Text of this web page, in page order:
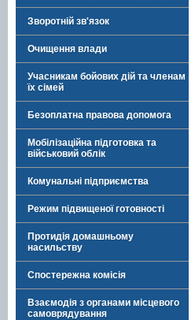
Зворотній зв'язок
Очищення влади
Учасникам бойових дій та членам
їх сімей
Безоплатна правова допомога
Мобілізаційна підготовка та
військовий облік
Комунальні підприємства
Режим підвищеної готовності
Протидія домашньому
насильству
Спостережна комісія
Взаємодія з органами місцевого
самоврядування